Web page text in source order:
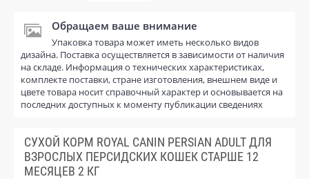
Обращаем ваше внимание
Упаковка товара может иметь несколько видов
дизайна. Поставка осуществляется в зависимости от наличия
на складе. Информация о технических характеристиках,
комплекте поставки, стране изготовления, внешнем виде и
цвете товара носит справочный характер и основывается на
последних доступных к моменту публикации сведениях
СУХОЙ КОРМ ROYAL CANIN PERSIAN ADULT ДЛЯ
ВЗРОСЛЫХ ПЕРСИДСКИХ КОШЕК СТАРШЕ 12
МЕСЯЦЕВ 2 КГ